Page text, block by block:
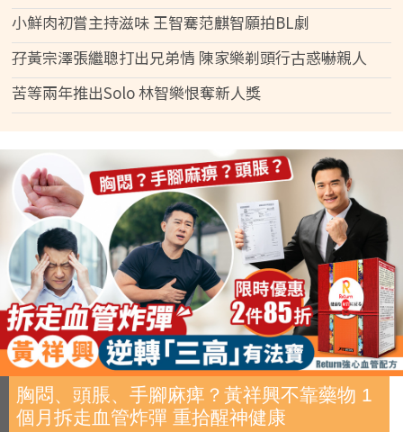
小鮮肉初嘗主持滋味 王智騫范麒智願拍BL劇
孖黃宗澤張繼聰打出兄弟情 陳家樂剃頭行古惑嚇親人
苦等兩年推出Solo 林智樂恨奪新人獎
胸悶、頭脹、手腳麻痺？黃祥興不靠藥物 1
個月拆走血管炸彈 重拾醒神健康